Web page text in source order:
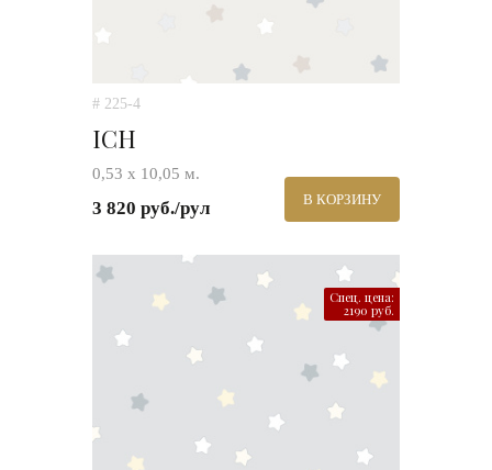
# 225-4
ICH
0,53 х 10,05 м.
3 820 руб./рул В КОРЗИНУ
Спец. цена:
2190 руб.